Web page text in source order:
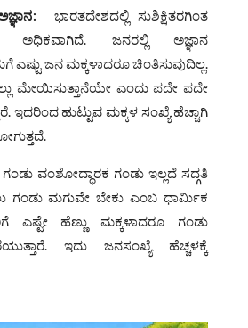
: ಭಾರತದೇಶದಲ್ಲಿ ಸುಶಿಕ್ಷಿತರಗಿಂತ
ಅಧಿಕವಾಗಿದೆ. ಜನರಲ್ಲಿ ಅಜ್ಞಾನ
ಎಷ್ಟು ಜನ ಮಕ್ಕಳಾದರೂ ಚಿಂತಿಸುವುದಿಲ್ಲ.
ಮೇಯಿಸುತ್ತಾನೆಯೇ ಎಂದು ಪದೇ ಪದೇ
ಇದರಿಂದ ಹುಟ್ಟುವ ಮಕ್ಕಳ ಸಂಖ್ಯೆ ಹೆಚ್ಚಾಗಿ
ಗಂಡು ವಂಶೋದ್ಧಾರಕ ಗಂಡು ಇಲ್ಲದೆ ಸದ್ಗತಿ
ಗಂಡು ಮಗುವೇ ಬೇಕು ಎಂಬ ಧಾರ್ಮಿಕ
ಎಷ್ಟೇ ಹೆಣ್ಣು ಮಕ್ಕಳಾದರೂ ಗಂಡು
ಇದು ಜನಸಂಖ್ಯೆ ಹೆಚ್ಚಳಕ್ಕೆ